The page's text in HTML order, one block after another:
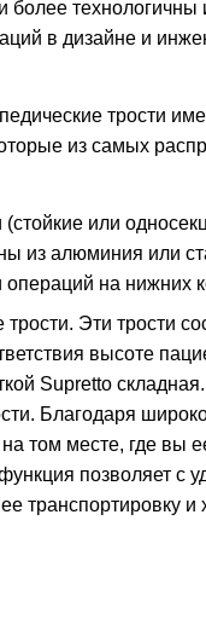
более
в дизайне и
трости
из самых
или
из алюминия или
на нижних
Эти трости
высоте
Supretto складная
Благодаря
на том месте, где вы
позволяет с
транспортировку и